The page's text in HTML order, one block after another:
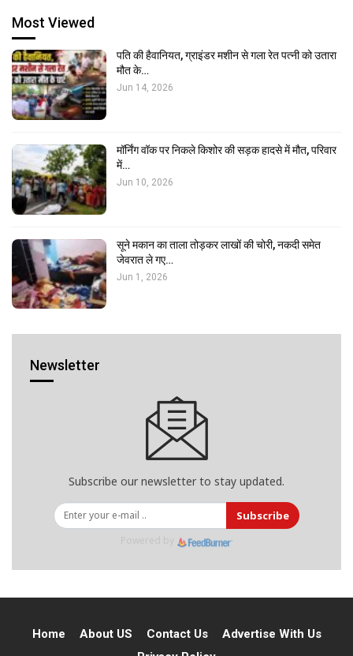
Most Viewed
पति की हैवानियत, ग्राइंडर मशीन से गला रेत पत्नी को उतारा
मौत के…
Jun 14, 2026
मॉर्निंग वॉक पर निकले किशोर की सड़क हादसे में मौत, परिवार
में…
Jun 10, 2026
सूने मकान का ताला तोड़कर लाखों की चोरी, नकदी समेत
जेवरात ले गए…
Jun 1, 2026
Newsletter
Subscribe our newsletter to stay updated.
Subscribe
Home About US Contact Us
Advertise With Us